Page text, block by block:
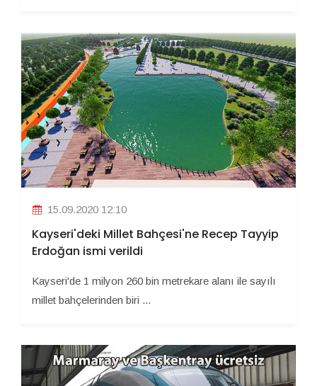
15.09.2020 12:10
Kayseri'deki Millet Bahçesi'ne Recep Tayyip
Erdoğan ismi verildi
Kayseri'de 1 milyon 260 bin metrekare alanı ile sayılı
millet bahçelerinden biri ...